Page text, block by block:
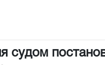
судом